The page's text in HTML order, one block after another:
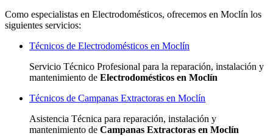
Como especialistas en Electrodomésticos, ofrecemos en Moclín los
siguientes servicios:
Técnicos de Electrodomésticos en Moclín
Servicio Técnico Profesional para la reparación, instalación y
mantenimiento de Electrodomésticos en Moclín
Técnicos de Campanas Extractoras en Moclín
Asistencia Técnica para reparación, instalación y
mantenimiento de Campanas Extractoras en Moclín